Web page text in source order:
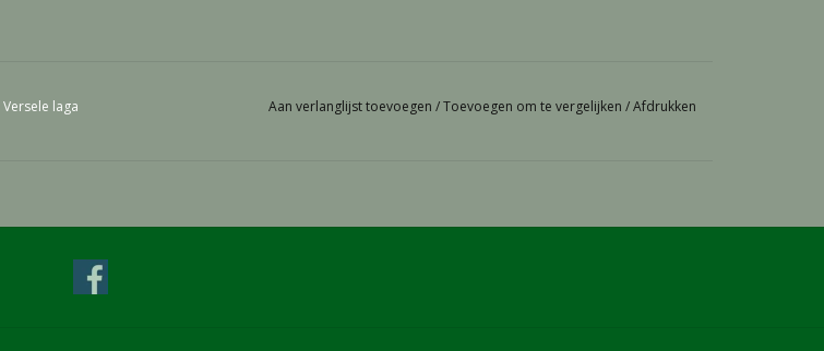
Versele laga Aan verlanglijst toevoegen /Toevoegen om te vergelijken /Afdrukken